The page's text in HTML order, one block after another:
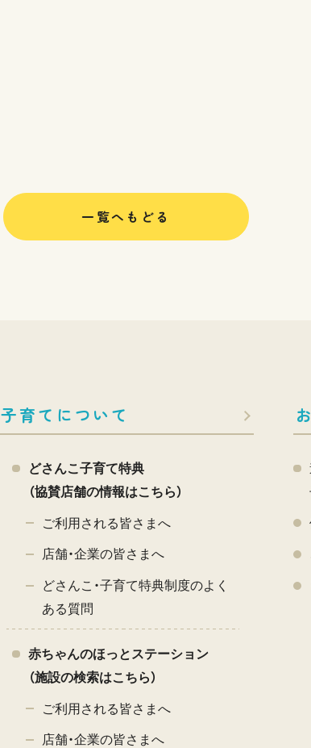
一覧へもどる
子育てについて
どさんこ子育て特典
（協賛店舗の情報はこちら）
ご利用される皆さまへ
店舗・企業の皆さまへ
どさんこ・子育て特典制度のよく
ある質問
赤ちゃんのほっとステーション
（施設の検索はこちら）
ご利用される皆さまへ
店舗・企業の皆さまへ